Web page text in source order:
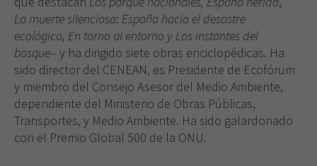
La muerte silenciosa: España hacia el desastre
ecológico, En torno al entorno y Los instantes del
bosque– y ha dirigido siete obras enciclopédicas. Ha
sido director del CENEAN, es Presidente de Ecofórum
y miembro del Consejo Asesor del Medio Ambiente,
dependiente del Ministerio de Obras Públicas,
Transportes, y Medio Ambiente. Ha sido galardonado
con el Premio Global 500 de la ONU.